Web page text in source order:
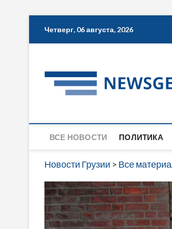
Четверг, 06 августа, 2026
ВСЕ НОВОСТИ ПОЛИТИКА
Новости Грузии > Все